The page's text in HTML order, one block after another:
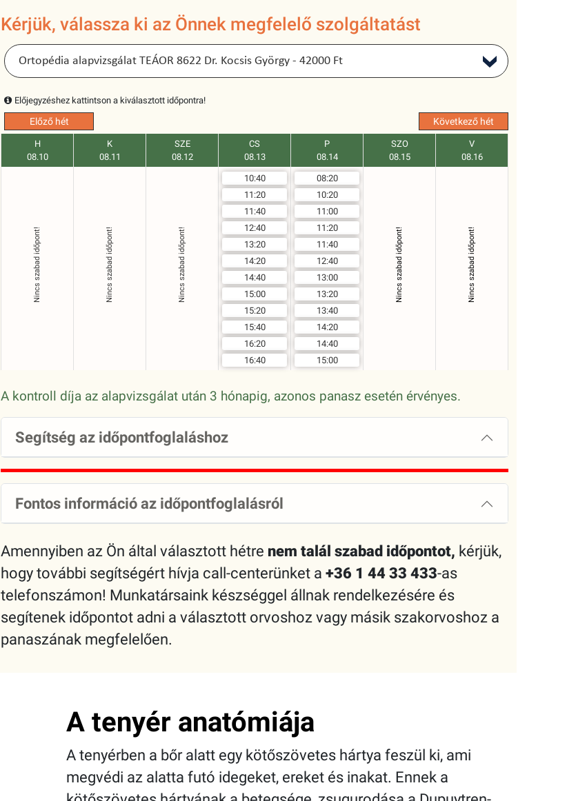
Kérjük, válassza ki az Önnek megfelelő szolgáltatást
Előjegyzéshez kattintson a kiválasztott időpontra!
Előző hét Következő hét
H
08.10
Nincs szabad időpont!
K
08.11
Nincs szabad időpont!
SZE
08.12
Nincs szabad időpont!
CS
08.13
10:40
11:20
11:40
12:40
13:20
14:20
14:40
15:00
15:20
15:40
16:20
16:40
P
08.14
08:20
10:20
11:00
11:20
11:40
12:40
13:00
13:20
13:40
14:20
14:40
15:00
SZO
08.15
Nincs szabad időpont!
V
08.16
Nincs szabad időpont!
A kontroll díja az alapvizsgálat után 3 hónapig, azonos panasz esetén érvényes.
Segítség az időpontfoglaláshoz
Fontos információ az időpontfoglalásról
Amennyiben az Ön által választott hétre nem talál szabad időpontot, kérjük,
hogy további segítségért hívja call-centerünket a +36 1 44 33 433-as
telefonszámon! Munkatársaink készséggel állnak rendelkezésére és
segítenek időpontot adni a választott orvoshoz vagy másik szakorvoshoz a
panaszának megfelelően.
A tenyér anatómiája
A tenyérben a bőr alatt egy kötőszövetes hártya feszül ki, ami
megvédi az alatta futó idegeket, ereket és inakat. Ennek a